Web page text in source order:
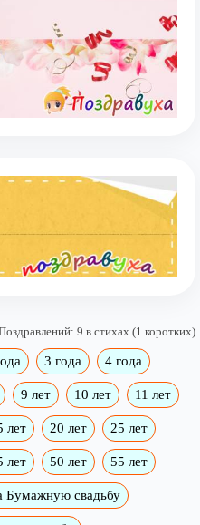
9 в стихах (1 коротких)
3 года 4 года
9 лет 10 лет 11 лет
лет 20 лет 25 лет
лет 50 лет 55 лет
Бумажную свадьбу